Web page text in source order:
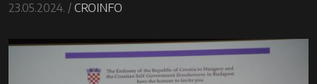
23.05.2024. / CROINFO